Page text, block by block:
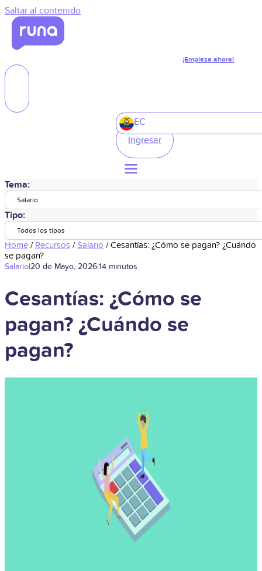
Saltar al contenido
¡Empieza ahora!
EC
Ingresar
Tema:
Salario
Tipo:
Todos los tipos
Home / Recursos /Salario /Cesantías: ¿Cómo se pagan? ¿Cuándo
se pagan?
Salario|20 de Mayo, 2026|14 minutos
Cesantías: ¿Cómo se
pagan? ¿Cuándo se
pagan?